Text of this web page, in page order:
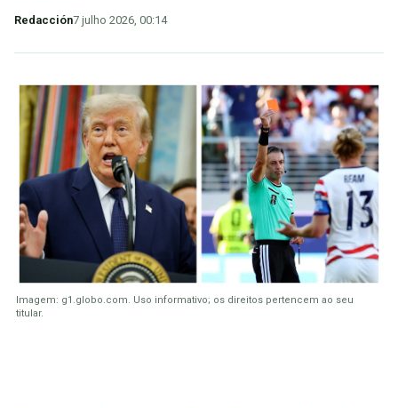
Redacción7 julho 2026, 00:14
Imagem: g1.globo.com. Uso informativo; os direitos pertencem ao seu
titular.